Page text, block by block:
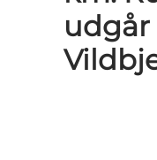
udgår